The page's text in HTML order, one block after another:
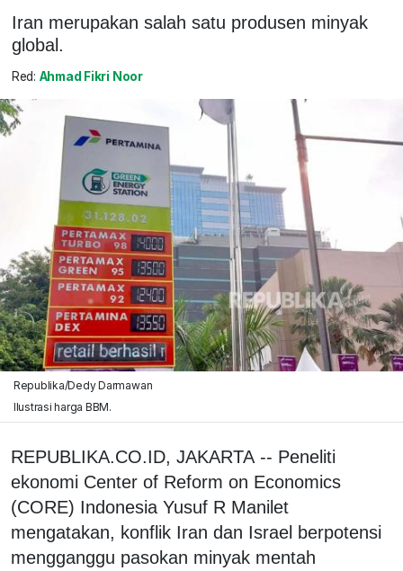
Iran merupakan salah satu produsen minyak
global.
Red: Ahmad Fikri Noor
Republika/Dedy Darmawan
Ilustrasi harga BBM.
REPUBLIKA.CO.ID, JAKARTA -- Peneliti
ekonomi Center of Reform on Economics
(CORE) Indonesia Yusuf R Manilet
mengatakan, konflik Iran dan Israel berpotensi
mengganggu pasokan minyak mentah